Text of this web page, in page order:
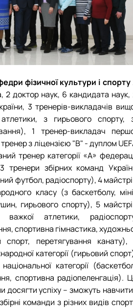
фізичної культури і спорту
2 доктор наук, 6 кандидата наук,
3 тренерів-викладачів
з гирьового спорту,
1 тренер-викладач
з ліцензією "В" - дуплом
тренер категорії «А»
тренери збірних команд
футбол, радіоспорту), 4
класу (з баскетболу,
гирьового спорту), 5
атлетики,
спортивна гімнастика,
спорт, перетягування канату),
категорії (гирьовий
категорії
спортивна радіопеленгація).
досягти успіху – зможуть навчити
команди з різних видів